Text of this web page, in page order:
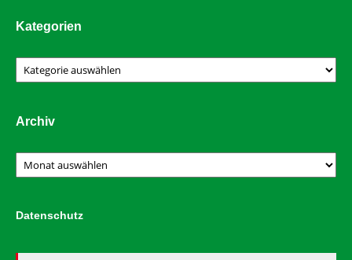
Kategorien
Kategorien
Archiv
Archiv
Datenschutz